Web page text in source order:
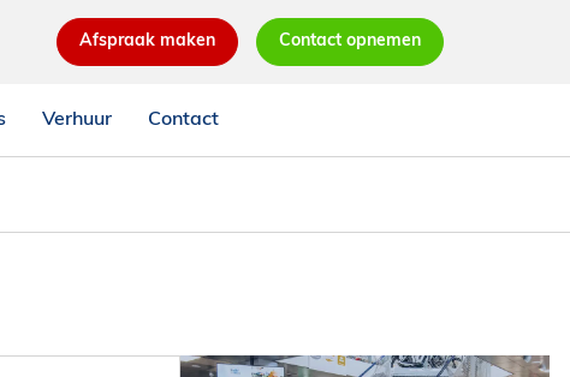
Afspraak maken Contact opnemen
Verhuur Contact